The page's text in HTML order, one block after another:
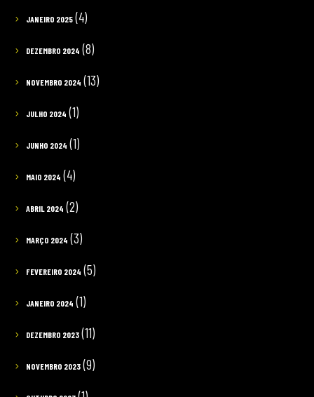
JANEIRO 2025(4)
DEZEMBRO 2024 (8)
NOVEMBRO 2024 (13)
JULHO 2024 (1)
JUNHO 2024 (1)
MAIO 2024 (4)
ABRIL 2024 (2)
MARÇO 2024 (3)
FEVEREIRO 2024 (5)
JANEIRO 2024 (1)
DEZEMBRO 2023(11)
NOVEMBRO 2023(9)